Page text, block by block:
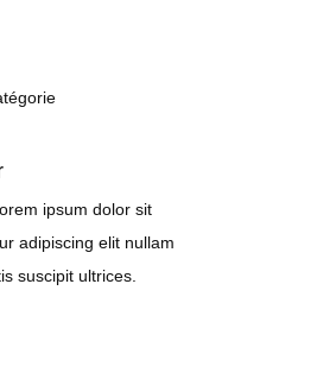
ipsum dolor sit
adipiscing elit nullam
suscipit ultrices.